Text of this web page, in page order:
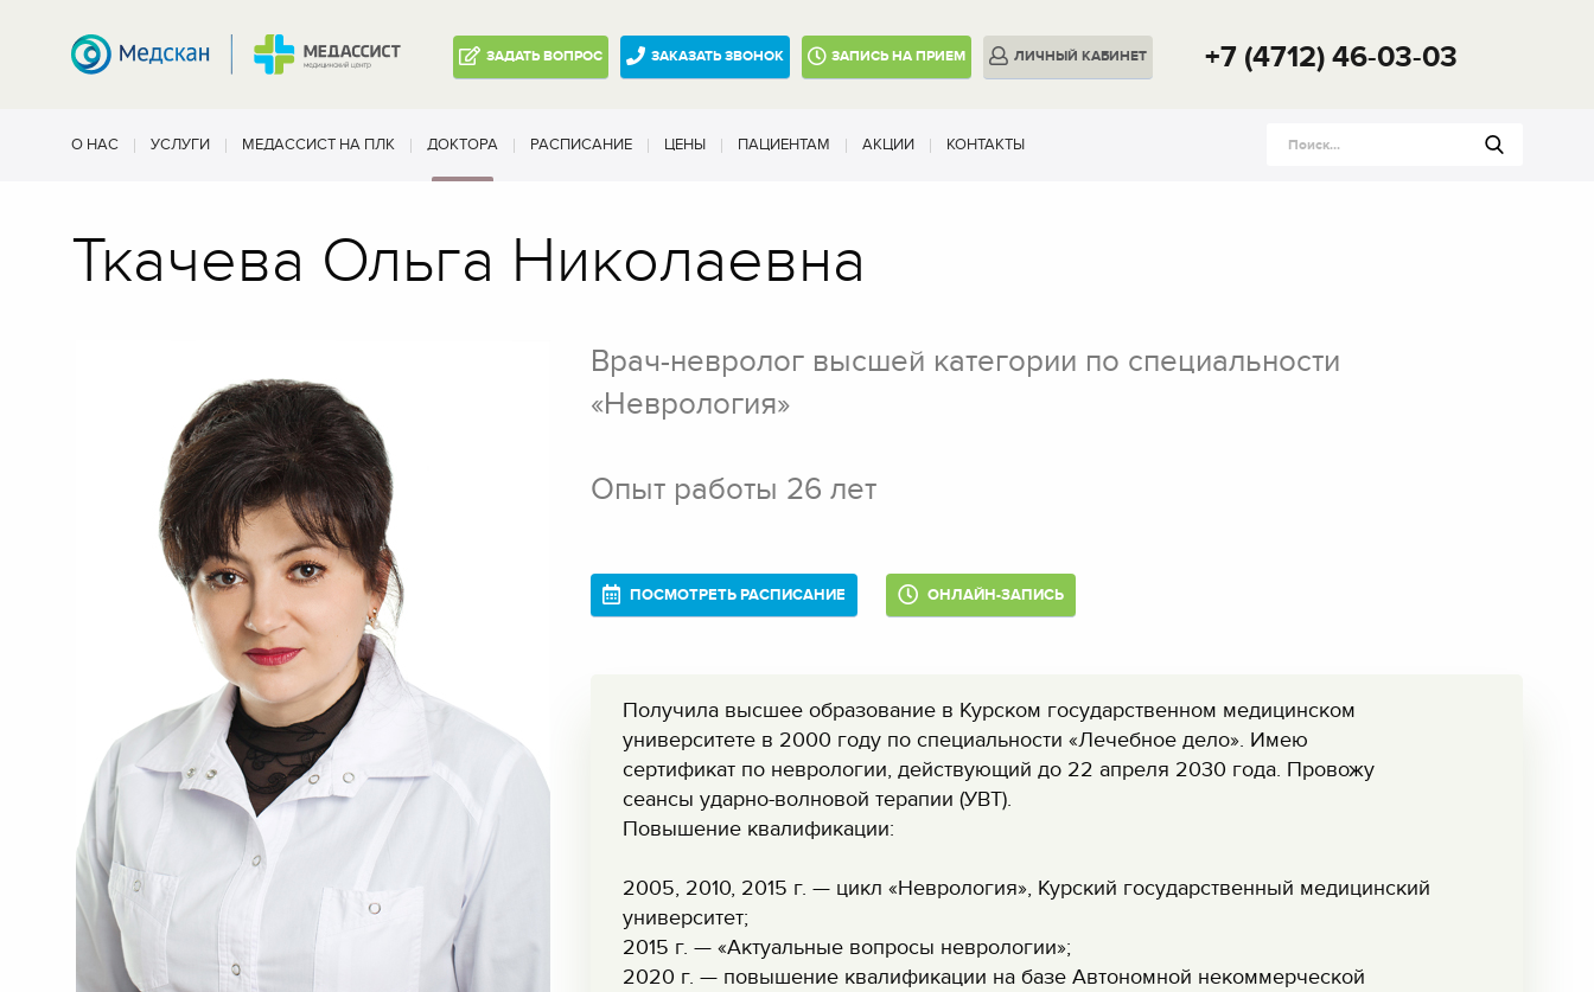
+7 (4712) 46-03-03
ЗАДАТЬ ВОПРОС ЗАКАЗАТЬ ЗВОНОК ЗАПИСЬНА ПРИЕМ ЛИЧНЫЙКАБИНЕТ
О НАС УСЛУГИ МЕДАССИСТ НА ПЛК ДОКТОРА РАСПИСАНИЕ ЦЕНЫ ПАЦИЕНТАМ АКЦИИ КОНТАКТЫ
Ткачева Ольга Николаевна
Врач-невролог высшей категории по специальности
«Неврология»
Опыт работы 26 лет
ПОСМОТРЕТЬ РАСПИСАНИЕ ОНЛАЙН-ЗАПИСЬ
Получила высшее образование в Курском государственном медицинском
университете в 2000 году по специальности «Лечебное дело». Имею
сертификат по неврологии, действующий до 22 апреля 2030 года. Провожу
сеансы ударно-волновой терапии (УВТ).
Повышение квалификации:
2005, 2010, 2015 г. — цикл «Неврология», Курский государственный медицинский
университет;
2015 г. — «Актуальные вопросы неврологии»;
2020 г. — повышение квалификации на базе Автономной некоммерческой